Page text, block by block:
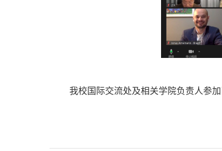
我校国际交流处及相关学院负责人参加